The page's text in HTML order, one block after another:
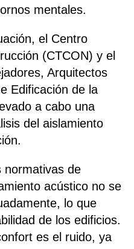
mentales.
el Centro
(CTCON) y el
Arquitectos
Edificación de la
a cabo una
del aislamiento
normativas de
acústico no se
lo que
de los edificios.
es el ruido, ya